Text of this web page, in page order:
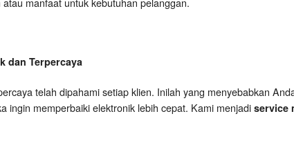
dan Terpercaya
telah dipahami setiap klien. Inilah yang menyebabkan
ingin memperbaiki elektronik lebih cepat. Kami menjadi service